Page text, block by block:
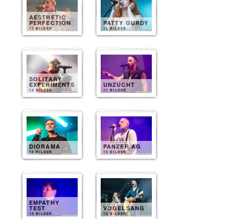
AESTHETIC
PERFECTION
12 BILDER
PATTY GURDY
12 BILDER
SOLITARY
EXPERIMENTS
12 BILDER
UNZUCHT
11 BILDER
DIORAMA
11 BILDER
PANZER AG
10 BILDER
EMPATHY
TEST
10 BILDER
VOGELSANG
10 BILDER